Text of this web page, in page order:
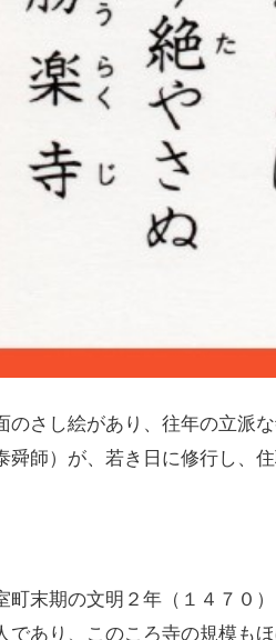
さし絵があり、往年の立派
師）が、若き日に修行し、
末期の文明２年（１４７０
あり、このころ寺の規模もほ